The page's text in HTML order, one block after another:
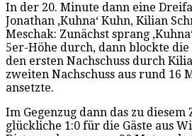
In der 20. Minute dann eine
Jonathan ‚Kuhna‘ Kuhn, Kilian
Meschak: Zunächst sprang
5er-Höhe durch, dann blockte
den ersten Nachschuss durch
zweiten Nachschuss aus rund 16
ansetzte.
Im Gegenzug dann das zu
glückliche 1:0 für die Gäste aus